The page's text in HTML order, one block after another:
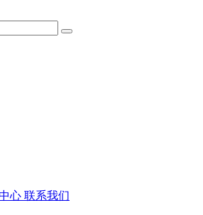
心 联系我们